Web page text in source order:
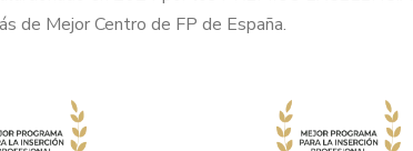
de Mejor Centro de FP de España.